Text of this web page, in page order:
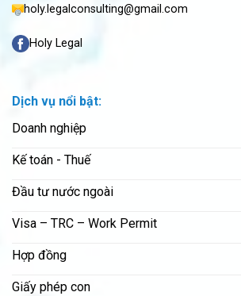
holy.legalconsulting@gmail.com
Holy Legal
Dịch vụ nổi bật:
Doanh nghiệp
Kế toán - Thuế
Đầu tư nước ngoài
Visa – TRC – Work Permit
Hợp đồng
Giấy phép con